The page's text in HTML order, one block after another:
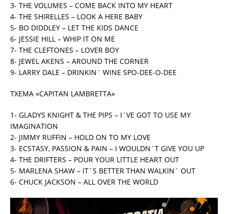
3- THE VOLUMES – COME BACK INTO MY HEART
4- THE SHIRELLES – LOOK A HERE BABY
5- BO DIDDLEY – LET THE KIDS DANCE
6- JESSIE HILL – WHIP IT ON ME
7- THE CLEFTONES – LOVER BOY
8- JEWEL AKENS – AROUND THE CORNER
9- LARRY DALE – DRINKIN´ WINE SPO-DEE-O-DEE
TXEMA «CAPITAN LAMBRETTA»
1- GLADYS KNIGHT & THE PIPS – I´VE GOT TO USE MY
IMAGINATION
2- JIMMY RUFFIN – HOLD ON TO MY LOVE
3- ECSTASY, PASSION & PAIN – I WOULDN´T GIVE YOU UP
4- THE DRIFTERS – POUR YOUR LITTLE HEART OUT
5- MARLENA SHAW – IT´S BETTER THAN WALKIN´ OUT
6- CHUCK JACKSON – ALL OVER THE WORLD